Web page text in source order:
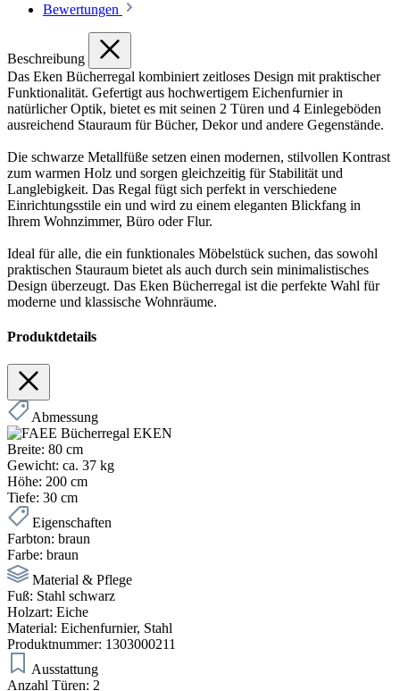
Bewertungen
Beschreibung
Das Eken Bücherregal kombiniert zeitloses Design mit praktischer
Funktionalität. Gefertigt aus hochwertigem Eichenfurnier in
natürlicher Optik, bietet es mit seinen 2 Türen und 4 Einlegeböden
ausreichend Stauraum für Bücher, Dekor und andere Gegenstände.
Die schwarze Metallfüße setzen einen modernen, stilvollen Kontrast
zum warmen Holz und sorgen gleichzeitig für Stabilität und
Langlebigkeit. Das Regal fügt sich perfekt in verschiedene
Einrichtungsstile ein und wird zu einem eleganten Blickfang in
Ihrem Wohnzimmer, Büro oder Flur.
Ideal für alle, die ein funktionales Möbelstück suchen, das sowohl
praktischen Stauraum bietet als auch durch sein minimalistisches
Design überzeugt. Das Eken Bücherregal ist die perfekte Wahl für
moderne und klassische Wohnräume.
Produktdetails
Abmessung
Breite: 80 cm
Gewicht: ca. 37 kg
Höhe: 200 cm
Tiefe: 30 cm
Eigenschaften
Farbton: braun
Farbe: braun
Material & Pflege
Fuß: Stahl schwarz
Holzart: Eiche
Material: Eichenfurnier, Stahl
Produktnummer: 1303000211
Ausstattung
Anzahl Türen: 2